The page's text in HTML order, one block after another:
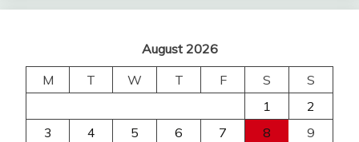
August 2026
M
T W T F S
S
1
2
3
4 5 6 7 8
9